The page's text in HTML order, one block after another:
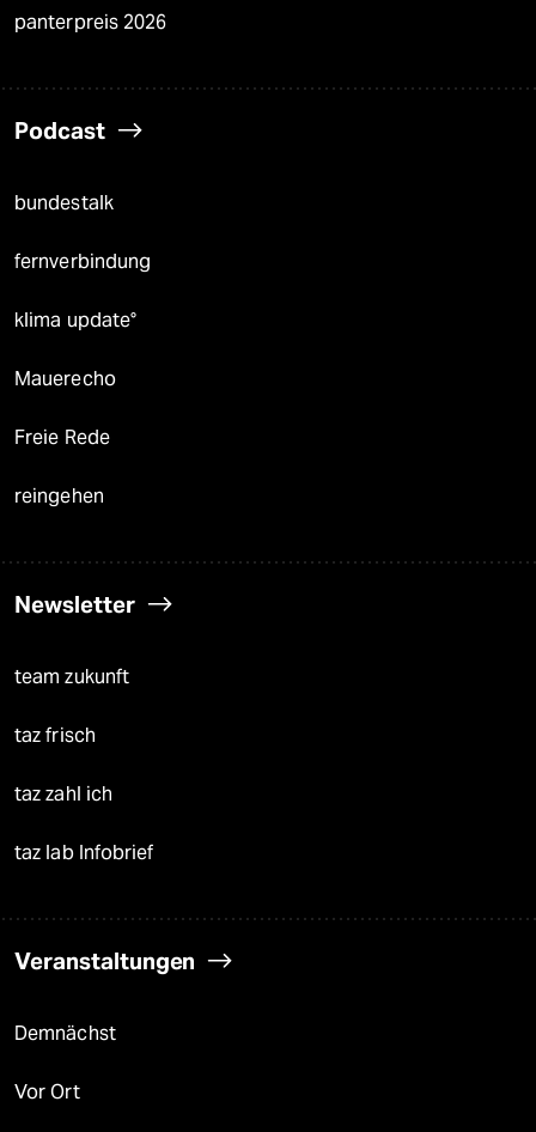
panterpreis 2026
Podcast
bundestalk
fernverbindung
klima update°
Mauerecho
Freie Rede
reingehen
Newsletter
team zukunft
taz frisch
taz zahl ich
taz lab Infobrief
Veranstaltungen
Demnächst
Vor Ort